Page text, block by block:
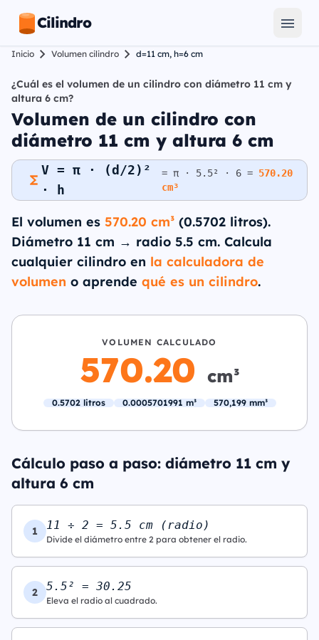
Cilindro
Inicio Volumen cilindro d=11 cm, h=6 cm
¿Cuál es el volumen de un cilindro con diámetro 11 cm y
altura 6 cm?
Volumen de un cilindro con
diámetro 11 cm y altura 6 cm
V = π · (d/2)²
· h
= π · 5.5² · 6 = 570.20
cm³
El volumen es 570.20 cm³ (0.5702 litros).
Diámetro 11 cm → radio 5.5 cm. Calcula
cualquier cilindro en la calculadora de
volumen o aprende qué es un cilindro.
VOLUMEN CALCULADO
570.20 cm³
0.5702 litros 0.0005701991 m³ 570,199 mm³
Cálculo paso a paso: diámetro 11 cm y
altura 6 cm
1 11 ÷ 2 = 5.5 cm (radio)
Divide el diámetro entre 2 para obtener el radio.
2 5.5² = 30.25
Eleva el radio al cuadrado.